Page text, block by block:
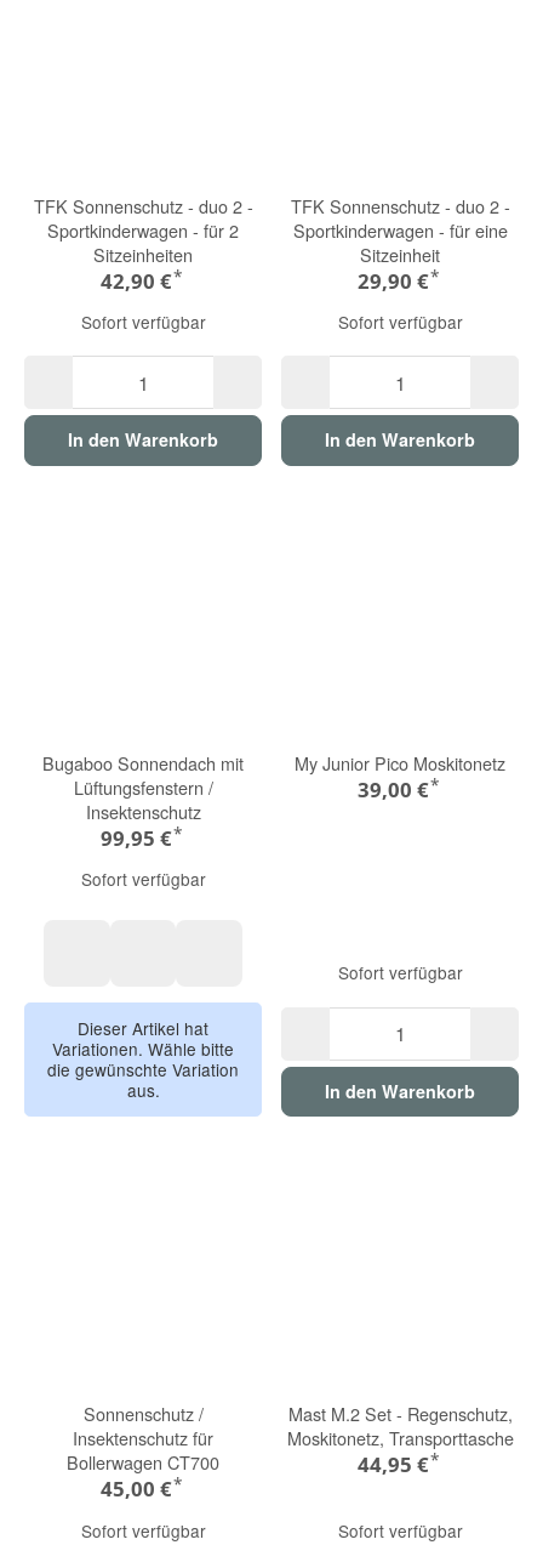
TFK Sonnenschutz - duo 2 -
Sportkinderwagen - für 2
Sitzeinheiten
42,90 €*
Sofort verfügbar
In den Warenkorb
TFK Sonnenschutz - duo 2 -
Sportkinderwagen - für eine
Sitzeinheit
29,90 €*
Sofort verfügbar
In den Warenkorb
Bugaboo Sonnendach mit
Lüftungsfenstern /
Insektenschutz
99,95 €*
Sofort verfügbar
Dieser Artikel hat
Variationen. Wähle bitte
die gewünschte Variation
aus.
My Junior Pico Moskitonetz
39,00 €*
Sofort verfügbar
In den Warenkorb
Sonnenschutz /
Insektenschutz für
Bollerwagen CT700
45,00 €*
Sofort verfügbar
Mast M.2 Set - Regenschutz,
Moskitonetz, Transporttasche
44,95 €*
Sofort verfügbar